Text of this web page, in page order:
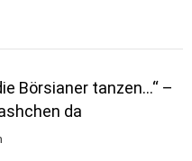
Börsianer tanzen…“ –
da